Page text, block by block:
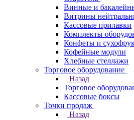
Винные и
Витрины
Кассовые прилавки
Комплекты
Конфеты и
Кофейные модули
Хлебные стеллажи
Торговое оборудование
Назад
Торговое
Кассовые боксы
Точки продаж
Назад